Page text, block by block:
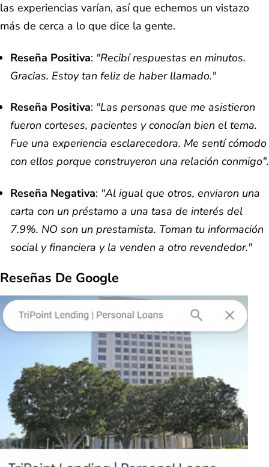
las experiencias varían, así que echemos un vistazo
más de cerca a lo que dice la gente.
Reseña Positiva: "Recibí respuestas en minutos.
Gracias. Estoy tan feliz de haber llamado."
Reseña Positiva: "Las personas que me asistieron
fueron corteses, pacientes y conocían bien el tema.
Fue una experiencia esclarecedora. Me sentí cómodo
con ellos porque construyeron una relación conmigo".
Reseña Negativa: "Al igual que otros, enviaron una
carta con un préstamo a una tasa de interés del
7.9%. NO son un prestamista. Toman tu información
social y financiera y la venden a otro revendedor."
Reseñas De Google